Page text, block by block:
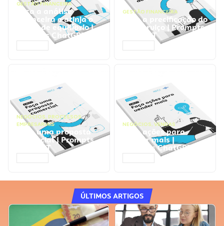
GESTÃO FINANCEIRA
Faça a análise
financeira e atinja o
ponto de equilíbrio |
Prompts ChatGPT
GESTÃO FINANCEIRA
Faça a precificação do
seu serviço | Prompts
ChatGPT
NEGÓCIOS, PROCESSOS
EMPRESARIAIS
Faça uma proposta
comercial | Prompts
ChatGPT
NEGÓCIOS, VENDAS
Faça ações para
vender mais |
Prompts ChatGPT
ÚLTIMOS ARTIGOS